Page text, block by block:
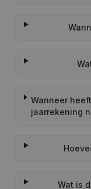
Wanneer
jaarrekening
Wat is